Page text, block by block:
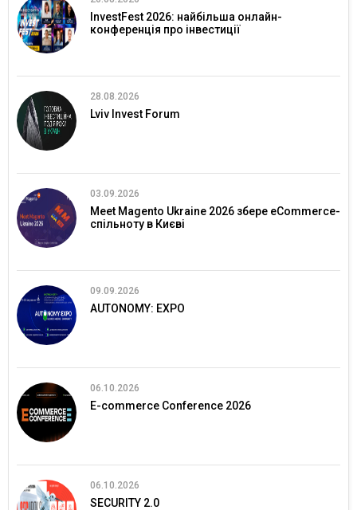
InvestFest 2026: найбільша онлайн-
конференція про інвестиції
28.08.2026
Lviv Invest Forum
03.09.2026
Meet Magento Ukraine 2026 збере eCommerce-
спільноту в Києві
09.09.2026
AUTONOMY: EXPO
06.10.2026
E-commerce Conference 2026
06.10.2026
SECURITY 2.0